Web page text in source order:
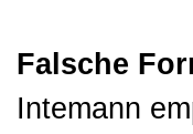
Falsche
Intemann